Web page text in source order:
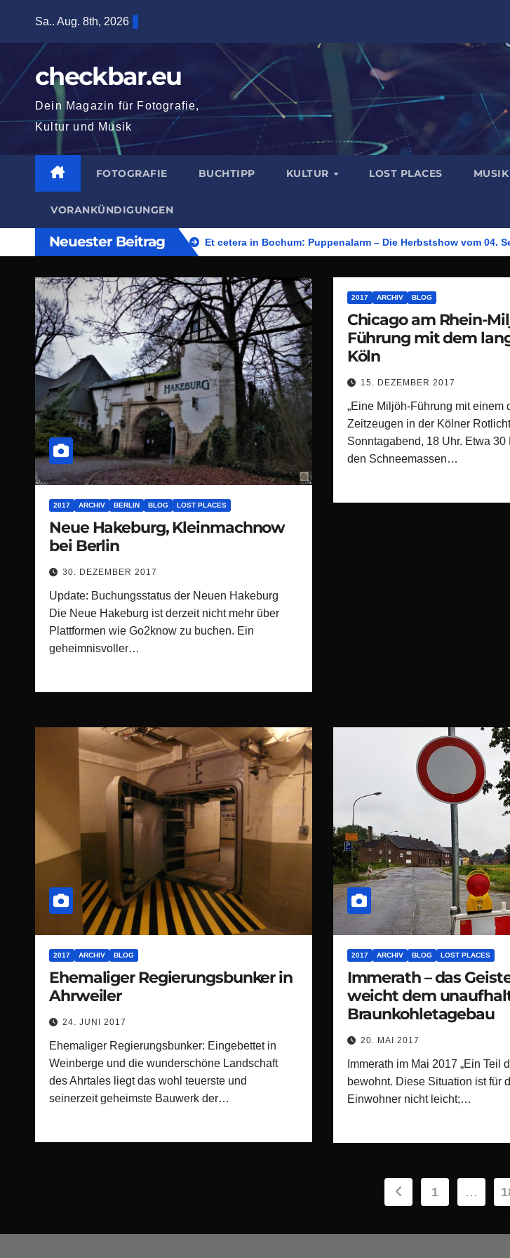
springen
Sa.. Aug. 8th, 2026
checkbar.eu
Dein Magazin für Fotografie,
Kultur und Musik
FOTOGRAFIE BUCHTIPP KULTUR LOST PLACES MUSIK
VORANKÜNDIGUNGEN
Neuester Beitrag Et cetera in Bochum: Puppenalarm – Die Herbstshow vom 04.
2017 ARCHIV BERLIN BLOG LOST PLACES
Neue Hakeburg, Kleinmachnow
bei Berlin
30. DEZEMBER 2017
Update: Buchungsstatus der Neuen Hakeburg
Die Neue Hakeburg ist derzeit nicht mehr über
Plattformen wie Go2know zu buchen. Ein
geheimnisvoller…
2017 ARCHIV BLOG
Chicago am Rhein-
Führung mit dem
Köln
15. DEZEMBER 2017
„Eine Miljöh-Führung mit einem
Zeitzeugen in der Kölner
Sonntagabend, 18 Uhr. Etwa 30
den Schneemassen…
2017 ARCHIV BLOG
Ehemaliger Regierungsbunker in
Ahrweiler
24. JUNI 2017
Ehemaliger Regierungsbunker: Eingebettet in
Weinberge und die wunderschöne Landschaft
des Ahrtales liegt das wohl teuerste und
seinerzeit geheimste Bauwerk der…
2017 ARCHIV BLOG LOST PLACES
Immerath – das
weicht dem
Braunkohletagebau
20. MAI 2017
Immerath im Mai 2017 „Ein Teil
bewohnt. Diese Situation ist für
Einwohner nicht leicht;…
1 …